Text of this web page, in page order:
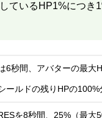
ているHP1%につき
6秒間、アバターの最大
ールドの残りHPの100%
を8秒間、25%（最大